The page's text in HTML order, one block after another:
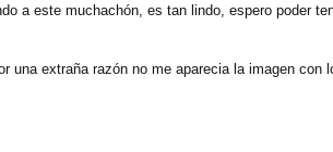
a este muchachón, es tan lindo, espero poder
una extraña razón no me aparecia la imagen